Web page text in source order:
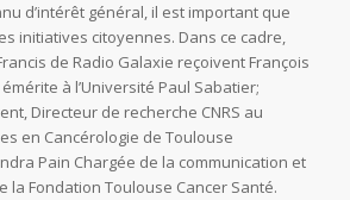
d’intérêt général, il est important que
initiatives citoyennes. Dans ce cadre,
de Radio Galaxie reçoivent François
à l’Université Paul Sabatier;
Directeur de recherche CNRS au
en Cancérologie de Toulouse
Pain Chargée de la communication et
la Fondation Toulouse Cancer Santé.